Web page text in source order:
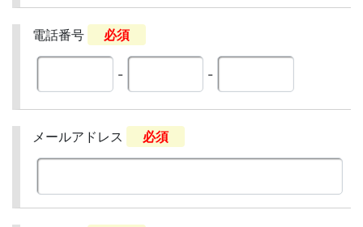
電話番号 必須
- -
メールアドレス 必須